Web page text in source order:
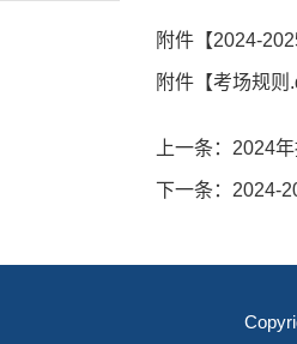
附件【2024-
附件【考场规则
上一条： 2024
下一条： 2024-